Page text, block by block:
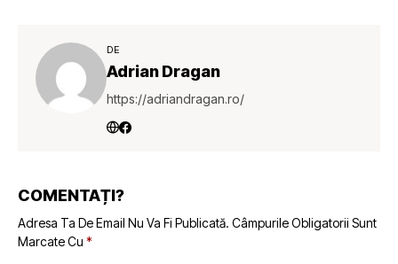
DE
Adrian Dragan
https://adriandragan.ro/
COMENTAȚI?
Adresa Ta De Email Nu Va Fi Publicată. Câmpurile Obligatorii Sunt
Marcate Cu *